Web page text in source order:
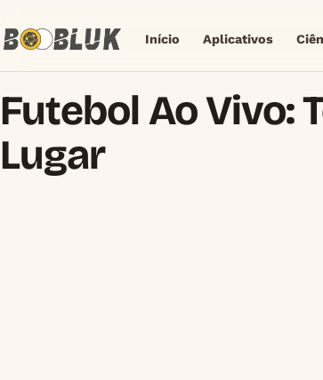
Início Aplicativos
Futebol Ao Vivo:
Lugar